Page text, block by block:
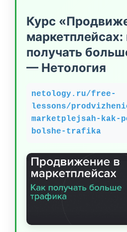
Курс
маркетплейсах:
получать
— Нетология
netology.ru/free-
lessons/
marketplejsah-kak-
bolshe-trafika